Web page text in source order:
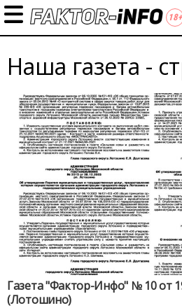
Наша газета -
Газета "Фактор-Инфо" № 10 от
(Лотошино)